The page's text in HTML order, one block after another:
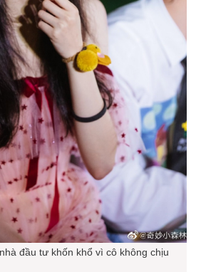
đầu tư khốn khổ vì cô không chịu